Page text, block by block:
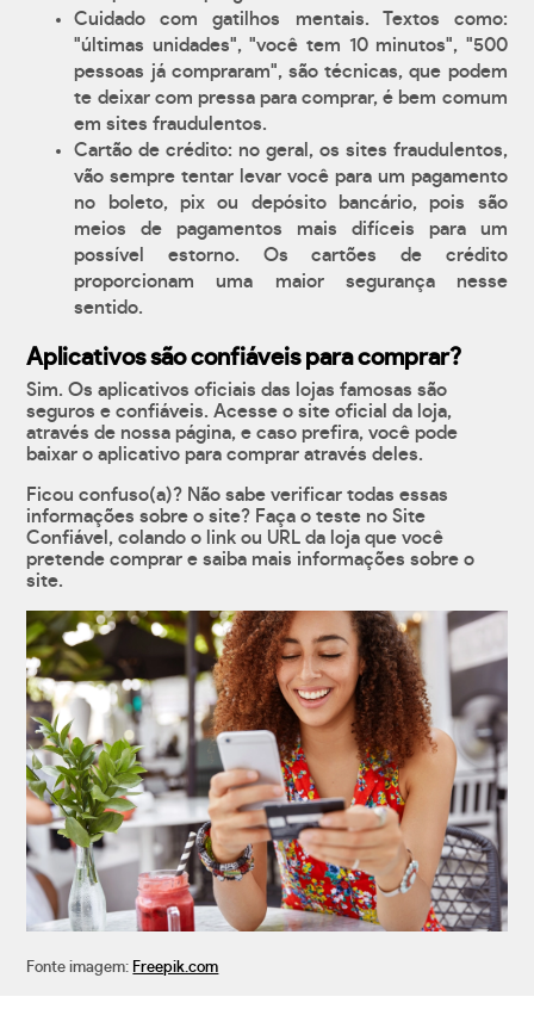
Cuidado com gatilhos mentais. Textos como:
"últimas unidades", "você tem 10 minutos", "500
pessoas já compraram", são técnicas, que podem
te deixar com pressa para comprar, é bem comum
em sites fraudulentos.
Cartão de crédito: no geral, os sites fraudulentos,
vão sempre tentar levar você para um pagamento
no boleto, pix ou depósito bancário, pois são
meios de pagamentos mais difíceis para um
possível estorno. Os cartões de crédito
proporcionam uma maior segurança nesse
sentido.
Aplicativos são confiáveis para comprar?
Sim. Os aplicativos oficiais das lojas famosas são
seguros e confiáveis. Acesse o site oficial da loja,
através de nossa página, e caso prefira, você pode
baixar o aplicativo para comprar através deles.
Ficou confuso(a)? Não sabe verificar todas essas
informações sobre o site? Faça o teste no Site
Confiável, colando o link ou URL da loja que você
pretende comprar e saiba mais informações sobre o
site.
Fonte imagem: Freepik.com